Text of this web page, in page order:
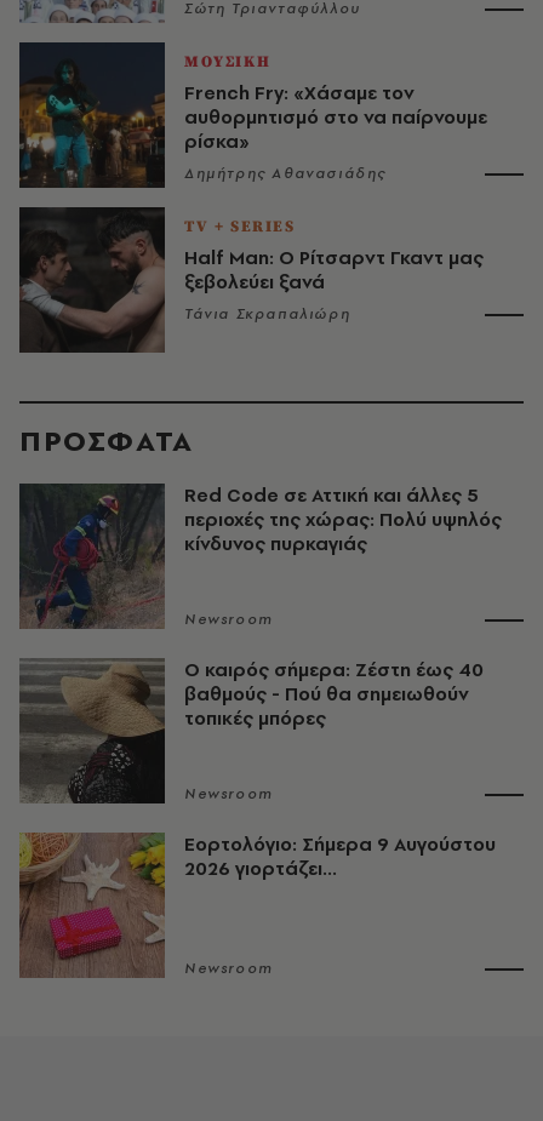
Σώτη Τριανταφύλλου
ΜΟΥΣΙΚΗ
French Fry: «Χάσαμε τον
αυθορμητισμό στο να παίρνουμε
ρίσκα»
Δημήτρης Αθανασιάδης
TV + SERIES
Half Man: Ο Ρίτσαρντ Γκαντ μας
ξεβολεύει ξανά
Τάνια Σκραπαλιώρη
ΠΡΟΣΦΑΤΑ
Red Code σε Αττική και άλλες 5
περιοχές της χώρας: Πολύ υψηλός
κίνδυνος πυρκαγιάς
Newsroom
O καιρός σήμερα: Ζέστη έως 40
βαθμούς - Πού θα σημειωθούν
τοπικές μπόρες
Newsroom
Εορτολόγιο: Σήμερα 9 Αυγούστου
2026 γιορτάζει...
Newsroom